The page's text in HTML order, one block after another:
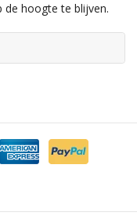
hoogte te blijven.